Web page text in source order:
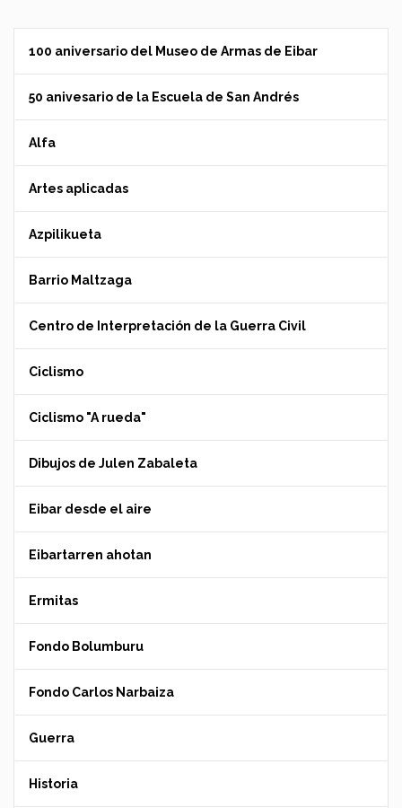
100 aniversario del Museo de Armas de Eibar
50 anivesario de la Escuela de San Andrés
Alfa
Artes aplicadas
Azpilikueta
Barrio Maltzaga
Centro de Interpretación de la Guerra Civil
Ciclismo
Ciclismo "A rueda"
Dibujos de Julen Zabaleta
Eibar desde el aire
Eibartarren ahotan
Ermitas
Fondo Bolumburu
Fondo Carlos Narbaiza
Guerra
Historia